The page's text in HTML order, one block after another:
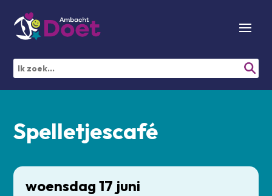
Spelletjescafé
woensdag 17 juni